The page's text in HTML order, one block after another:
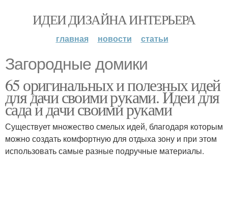
ИДЕИ ДИЗАЙНА ИНТЕРЬЕРА
главная новости статьи
Загородные домики
65 оригинальных и полезных идей
для дачи своими руками. Идеи для
сада и дачи своими руками
Существует множество смелых идей, благодаря которым
можно создать комфортную для отдыха зону и при этом
использовать самые разные подручные материалы.